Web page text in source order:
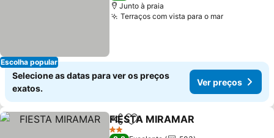
Escolha popular
Junto à praia
Terraços com vista para o marVer preços
Selecione as datas para ver os preços
exatos.
Ver preços
PartilharAdicionar aos favoritos
FIESTA MIRAMAR
2 Estrelas